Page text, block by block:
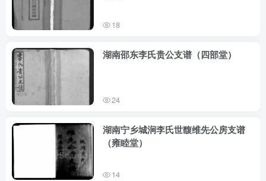
18
湖南邵东李氏贵公支谱（四部堂）
24
湖南宁乡城涧李氏世馥维先公房支谱
（雍睦堂）
14